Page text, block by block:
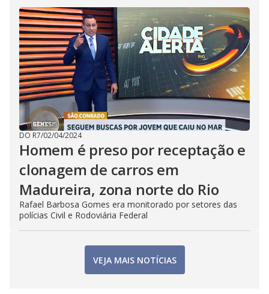
DO R7/02/04/2024
Homem é preso por receptação e
clonagem de carros em
Madureira, zona norte do Rio
Rafael Barbosa Gomes era monitorado por setores das
polícias Civil e Rodoviária Federal
VEJA MAIS NOTÍCIAS